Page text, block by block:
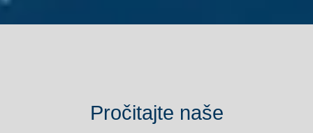
Pročitajte naše